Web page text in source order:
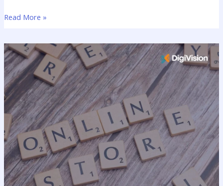
Read More »
Návštěvnost
klesá?
Jak
efektivní
správa
e-
shopu
přiláká
zákazníky
zpět